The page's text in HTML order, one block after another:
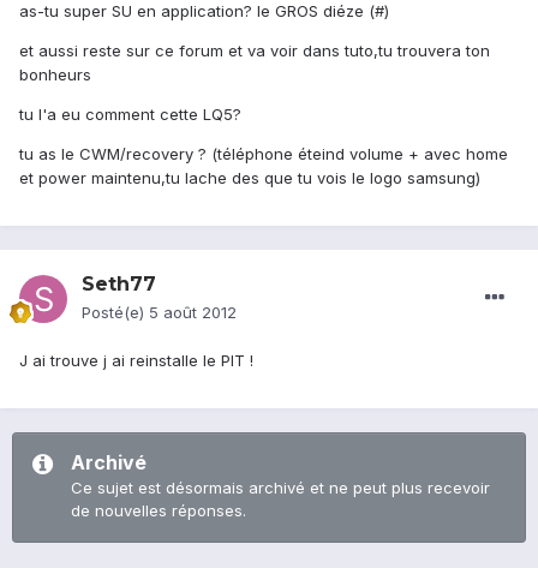
as-tu super SU en application? le GROS diéze (#)
et aussi reste sur ce forum et va voir dans tuto,tu trouvera ton
bonheurs
tu l'a eu comment cette LQ5?
tu as le CWM/recovery ? (téléphone éteind volume + avec home
et power maintenu,tu lache des que tu vois le logo samsung)
Seth77
Posté(e) 5 août 2012
J ai trouve j ai reinstalle le PIT !
Archivé
Ce sujet est désormais archivé et ne peut plus recevoir
de nouvelles réponses.